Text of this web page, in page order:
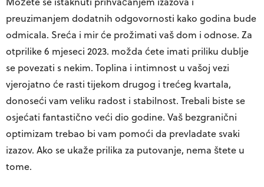
preuzimanjem dodatnih odgovornosti kako godina bude
odmicala. Sreća i mir će prožimati vaš dom i odnose. Za
otprilike 6 mjeseci 2023. možda ćete imati priliku dublje
se povezati s nekim. Toplina i intimnost u vašoj vezi
vjerojatno će rasti tijekom drugog i trećeg kvartala,
donoseći vam veliku radost i stabilnost. Trebali biste se
osjećati fantastično veći dio godine. Vaš bezgranični
optimizam trebao bi vam pomoći da prevladate svaki
izazov. Ako se ukaže prilika za putovanje, nema štete u
tome.